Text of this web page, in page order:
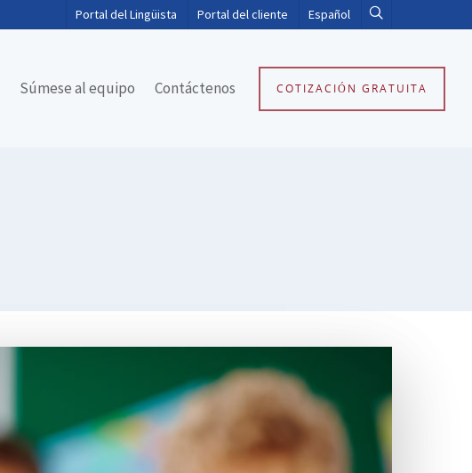
Portal del Lingüista Portal del cliente Español
COTIZACIÓN GRATUITA
Súmese al equipo Contáctenos